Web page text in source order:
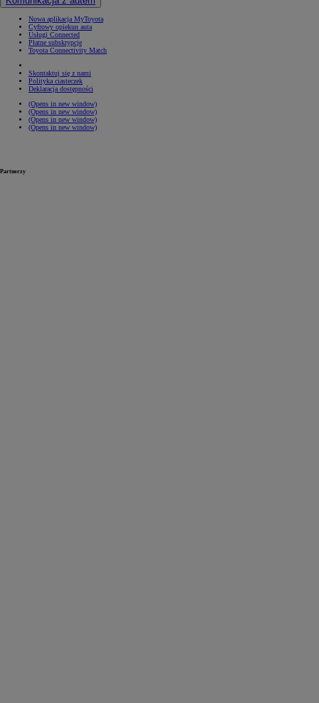
Nowa aplikacja MyToyota
Cyfrowy opiekun auta
Usługi Connected
Płatne subskrypcje
Toyota Connectivity Match
Skontaktuj się z nami
Polityka ciasteczek
Deklaracja dostępności
(Opens in new window)
(Opens in new window)
(Opens in new window)
(Opens in new window)
Partnerzy